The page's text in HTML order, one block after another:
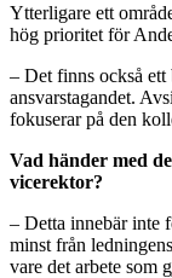
Ytterligare ett
hög prioritet för
– Det finns också
ansvarstagandet.
fokuserar på den
Vad händer med
vicerektor?
– Detta innebär inte
minst från
vare det arbete som